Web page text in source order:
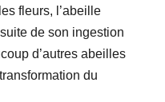
fleurs, l’abeille
de son ingestion
d’autres abeilles
du